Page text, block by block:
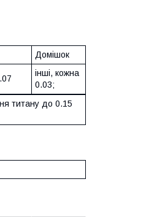
Домішок
інші, кожна
0.03;
титану до 0.15